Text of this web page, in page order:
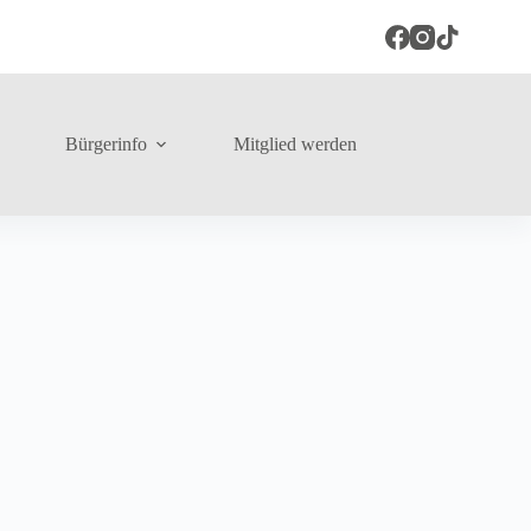
Bürgerinfo Mitglied werden